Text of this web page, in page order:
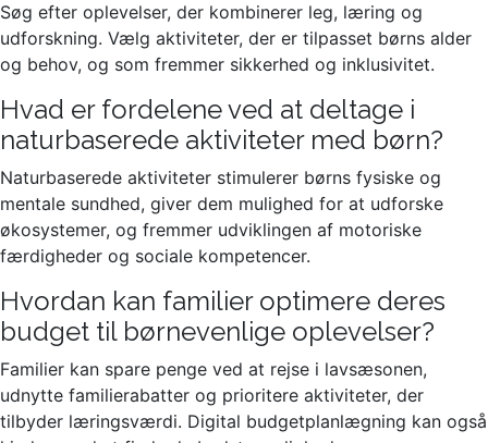
Søg efter oplevelser, der kombinerer leg, læring og
udforskning. Vælg aktiviteter, der er tilpasset børns alder
og behov, og som fremmer sikkerhed og inklusivitet.
Hvad er fordelene ved at deltage i
naturbaserede aktiviteter med børn?
Naturbaserede aktiviteter stimulerer børns fysiske og
mentale sundhed, giver dem mulighed for at udforske
økosystemer, og fremmer udviklingen af motoriske
færdigheder og sociale kompetencer.
Hvordan kan familier optimere deres
budget til børnevenlige oplevelser?
Familier kan spare penge ved at rejse i lavsæsonen,
udnytte familierabatter og prioritere aktiviteter, der
tilbyder læringsværdi. Digital budgetplanlægning kan også